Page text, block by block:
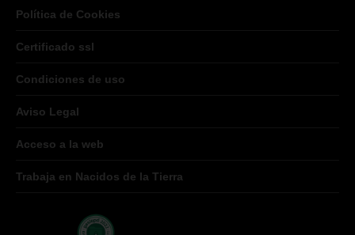
Política de Cookies
Certificado ssl
Condiciones de uso
Aviso Legal
Acceso a la web
Trabaja en Nacidos de la Tierra